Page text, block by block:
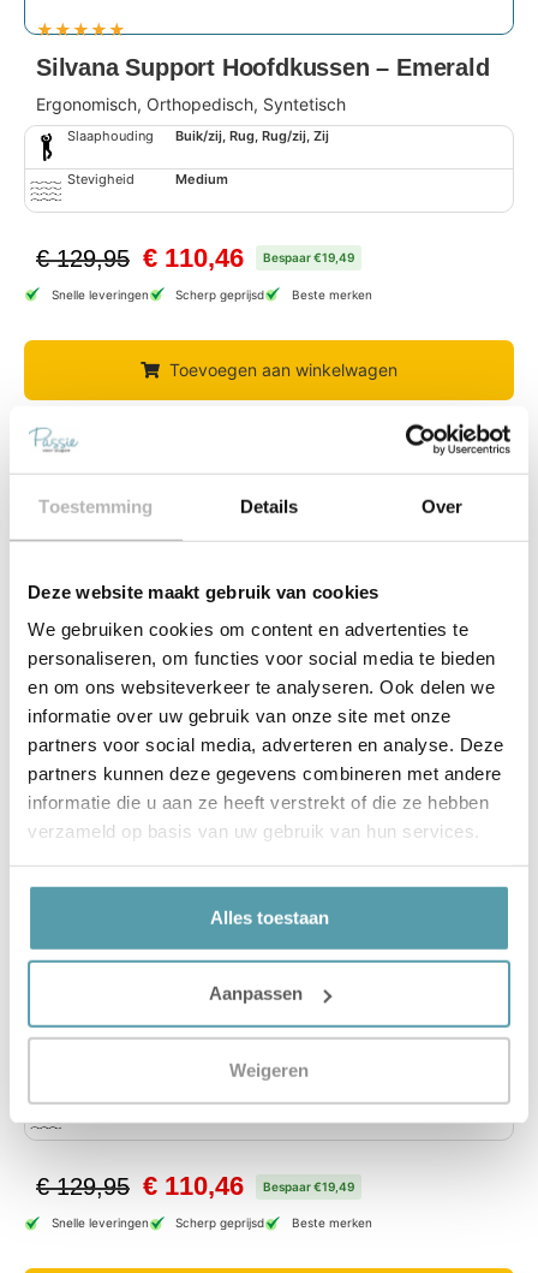
Toestemming Details Over
Deze website maakt gebruik van cookies
We gebruiken cookies om content en advertenties te
personaliseren, om functies voor social media te bieden
en om ons websiteverkeer te analyseren. Ook delen we
informatie over uw gebruik van onze site met onze
partners voor social media, adverteren en analyse. Deze
partners kunnen deze gegevens combineren met andere
informatie die u aan ze heeft verstrekt of die ze hebben
verzameld op basis van uw gebruik van hun services.
Alles toestaan
Aanpassen
Weigeren
★★★★★
Silvana Support Hoofdkussen – Emerald
Ergonomisch, Orthopedisch, Syntetisch
Slaaphouding Buik/zij, Rug, Rug/zij, Zij
Stevigheid Medium
€129,95 € 110,46 Bespaar €19,49
Snelle leveringen Scherp geprijsd Beste merken
Toevoegen aan winkelwagen
Gratis thuisbezord
★★★★★
Silvana Support Hoofdkussen – Cristal
Ergonomisch, Latex, Syntetisch
Rug/zij, Zij
Stevigheid Medium, Soft
€129,95 € 110,46 Bespaar €19,49
Snelle leveringen Scherp geprijsd Beste merken